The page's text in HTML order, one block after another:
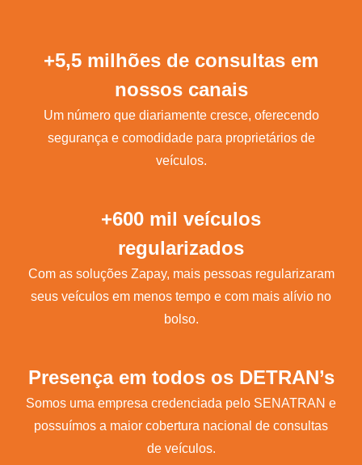
+5,5 milhões de consultas em
nossos canais
Um número que diariamente cresce, oferecendo
segurança e comodidade para proprietários de
veículos.
+600 mil veículos
regularizados
Com as soluções Zapay, mais pessoas regularizaram
seus veículos em menos tempo e com mais alívio no
bolso.
Presença em todos os DETRAN’s
Somos uma empresa credenciada pelo SENATRAN e
possuímos a maior cobertura nacional de consultas
de veículos.